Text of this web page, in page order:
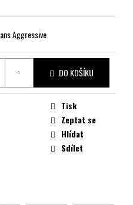
Aggressive
DO KOŠÍKU
Tisk
Zeptat se
Hlídat
Sdílet